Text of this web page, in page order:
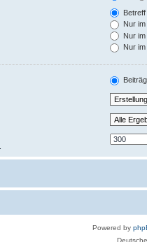
Nur
Nur
Nur
Powered by